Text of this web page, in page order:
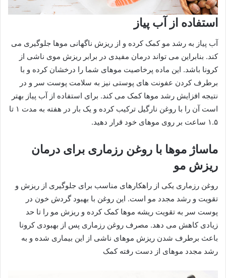
استفاده از آب پیاز
آب پیاز به رشد مو کمک کرده و از ریزش ناگهانی موها جلوگیری می
کند. بنابراین می تواند درمان مفیدی در برابر ریزش موی ناشی از
کرونا باشد. این ماده پرخاصیت موهای شما را درخشان کرده و با
برطرف کردن عفونت های پوستی نیز به سلامت پوست سر و در
نتیجه افزایش رشد موها کمک می کند. برای استفاده از آب پیاز بهتر
است آن را با روغن نارگیل ترکیب کرده و یک بار در هفته به مدت ۱ تا
۱.۵ ساعت بر روی موهای خود قرار دهید.
ماساژ موها با روغن رزماری برای درمان
ریزش مو
روغن رزماری یکی از راهکارهای مناسب برای جلوگیری از ریزش و
تقویت و رشد مجدد مو است. این روغن با بهبود گردش خون در
پوست سر به تقویت ریشه موها کمک کرده و ریزش مو را تا حد
زیادی کاهش می دهد. مصرف روغن رزماری پس از بهبودی کرونا
باعث برطرف شدن ریزش موهای ناشی از این بیماری شده و به
رشد مجدد موهای از دست رفته کمک